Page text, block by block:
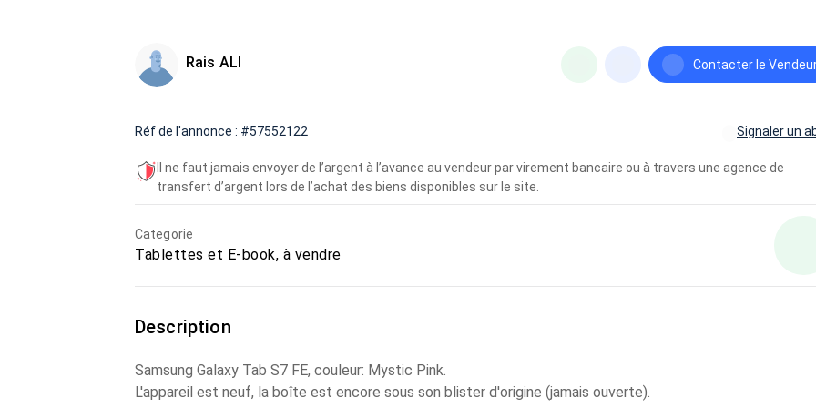
Rais ALI Contacter le
Réf de l'annonce : #57552122 Signaler un
Il ne faut jamais envoyer de l’argent à l’avance au vendeur par virement bancaire ou à travers une agence de
transfert d’argent lors de l’achat des biens disponibles sur le site.
Categorie
Tablettes et E-book, à vendre
Description
Samsung Galaxy Tab S7 FE, couleur: Mystic Pink.
L'appareil est neuf, la boîte est encore sous son blister d'origine (jamais ouverte).